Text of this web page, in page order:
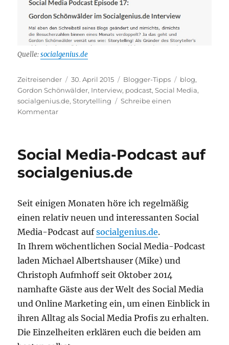
Quelle:socialgenius.de
Autor
Zeitreisender
Veröffentlicht
am
30. April 2015 Kategorien
Blogger-Tipps Schlagwörter
blog,
Gordon Schönwälder, Interview, podcast,Social Media,
socialgenius.de,Storytelling
Schreibe einen
Kommentarzu
Storytelling
für
Podcasts
Social Media-Podcast auf
socialgenius.de
Seit einigen Monaten höre ich regelmäßig
einen relativ neuen und interessanten Social
Media-Podcast aufsocialgenius.de.
In Ihrem wöchentlichen Social Media-Podcast
laden Michael Albertshauser (Mike) und
Christoph Aufmhoff seit Oktober 2014
namhafte Gäste aus der Welt des Social Media
und Online Marketing ein, um einen Einblick in
ihren Alltag als Social Media Profis zu erhalten.
Die Einzelheiten erklären euch die beiden am